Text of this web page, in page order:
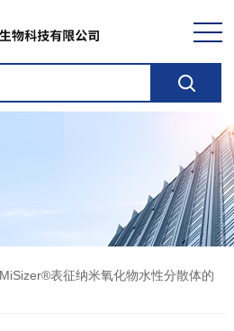
表征纳米氧化物水性分散体的